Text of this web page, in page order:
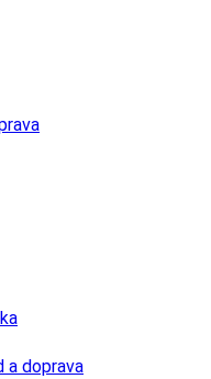
a doprava